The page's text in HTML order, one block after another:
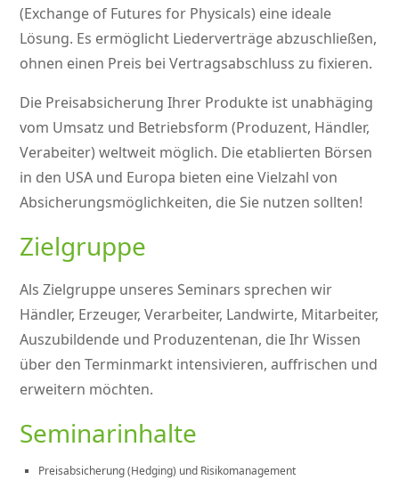
(Exchange of Futures for Physicals) eine ideale
Lösung. Es ermöglicht Liederverträge abzuschließen,
ohnen einen Preis bei Vertragsabschluss zu fixieren.
Die Preisabsicherung Ihrer Produkte ist unabhäging
vom Umsatz und Betriebsform (Produzent, Händler,
Verabeiter) weltweit möglich. Die etablierten Börsen
in den USA und Europa bieten eine Vielzahl von
Absicherungsmöglichkeiten, die Sie nutzen sollten!
Zielgruppe
Als Zielgruppe unseres Seminars sprechen wir
Händler, Erzeuger, Verarbeiter, Landwirte, Mitarbeiter,
Auszubildende und Produzentenan, die Ihr Wissen
über den Terminmarkt intensivieren, auffrischen und
erweitern möchten.
Seminarinhalte
Preisabsicherung (Hedging) und Risikomanagement